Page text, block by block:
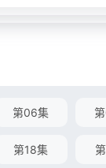
第06集
第18集